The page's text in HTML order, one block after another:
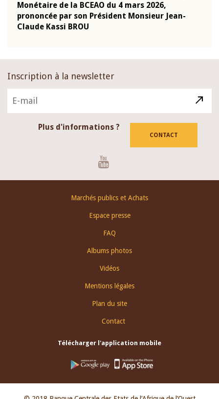
Monétaire de la BCEAO du 4 mars 2026,
prononcée par son Président Monsieur Jean-
Claude Kassi BROU
Inscription à la newsletter
Plus d'informations ?
CONTACT
Marchés publics et Achats
Espace presse
FAQ
Albums photos
Vidéos
Mentions légales
Plan du site
Contact
Télécharger l'application mobile